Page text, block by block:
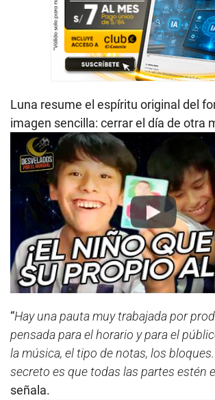
Luna resume el espíritu original del
imagen sencilla: cerrar el día de otra
Play
“Hay una pauta muy trabajada por
pensada para el horario y para el
la música, el tipo de notas, los
secreto es que todas las partes estén
señala.